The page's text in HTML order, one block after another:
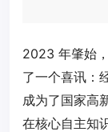
2023 年肇始
了一个喜讯：
成为了国家高
在核心自主知